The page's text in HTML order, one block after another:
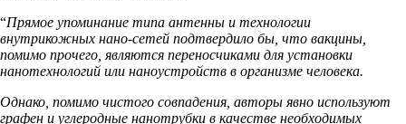
“Прямое упоминание типа антенны и технологии
внутрикожных нано-сетей подтвердило бы, что вакцины,
помимо прочего, являются переносчиками для установки
нанотехнологий или наноустройств в организме человека.
Однако, помимо чистого совпадения, авторы явно используют
графен и углеродные нанотрубки в качестве необходимых